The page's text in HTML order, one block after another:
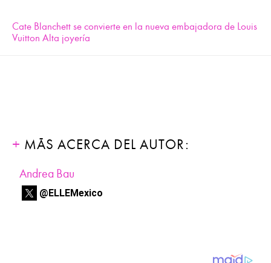
Cate Blanchett se convierte en la nueva embajadora de Louis
Vuitton Alta joyería
MÁS ACERCA DEL AUTOR:
Andrea Bau
@ELLEMexico